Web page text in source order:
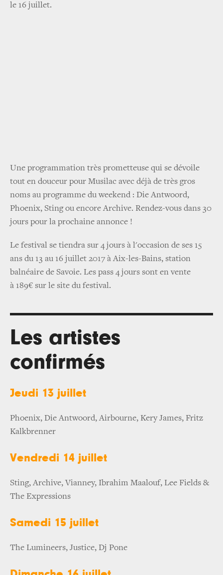
le 16 juillet.
Une programmation très prometteuse qui se dévoile
tout en douceur pour Musilac avec déjà de très gros
noms au programme du weekend : Die Antwoord,
Phoenix, Sting ou encore Archive. Rendez-vous dans 30
jours pour la prochaine annonce !
Le festival se tiendra sur 4 jours à l'occasion de ses 15
ans du 13 au 16 juillet 2017 à Aix-les-Bains, station
balnéaire de Savoie. Les pass 4 jours sont en vente
à 189€ sur le site du festival.
Les artistes
confirmés
Jeudi 13 juillet
Phoenix, Die Antwoord, Airbourne, Kery James, Fritz
Kalkbrenner
Vendredi 14 juillet
Sting, Archive, Vianney, Ibrahim Maalouf, Lee Fields &
The Expressions
Samedi 15 juillet
The Lumineers, Justice, Dj Pone